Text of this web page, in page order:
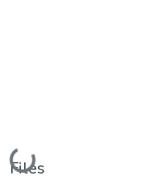
Loading...
Files